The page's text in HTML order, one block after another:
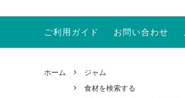
トマト
ビネガー、コラトゥーラ
食材を検索する
オンラインストア会員規約
ご利用ガイド お問い合わせ
ホーム
ジャム
食材を検索する